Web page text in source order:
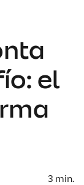
el
3 min.